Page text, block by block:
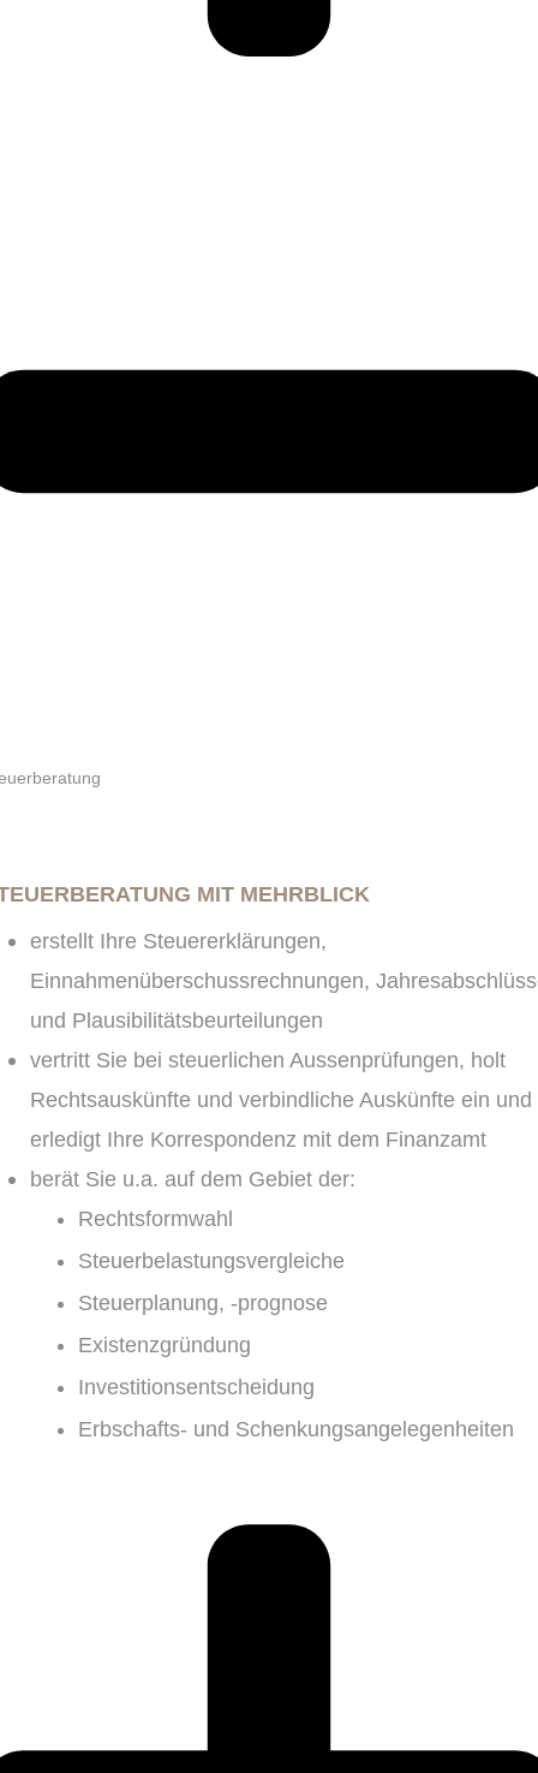
MIT MEHRBLICK
erstellt Ihre Steuererklärungen,
Einnahmenüberschussrechnungen,
und Plausibilitätsbeurteilungen
vertritt Sie bei steuerlichen Aussenprüfungen, holt
Rechtsauskünfte und verbindliche Auskünfte ein und
erledigt Ihre Korrespondenz mit dem Finanzamt
berät Sie u.a. auf dem Gebiet der:
Rechtsformwahl
Steuerbelastungsvergleiche
Steuerplanung, -prognose
Existenzgründung
Investitionsentscheidung
Erbschafts- und Schenkungsangelegenheiten